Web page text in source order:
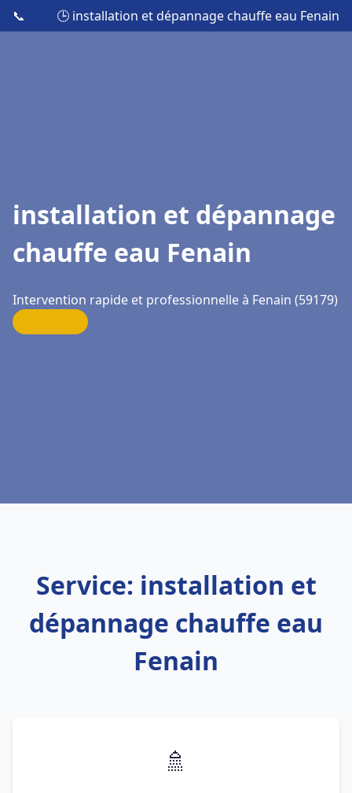
📞 🕒 installation et dépannage chauffe eau Fenain
installation et dépannage
chauffe eau Fenain
Intervention rapide et professionnelle à Fenain (59179)
Service: installation et
dépannage chauffe eau
Fenain
🚿